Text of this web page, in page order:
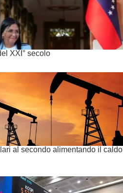
XXI° secolo
al secondo alimentando il caldo